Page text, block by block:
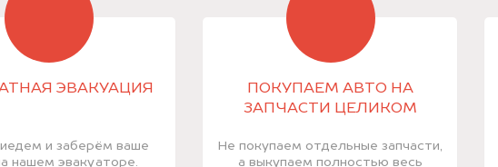
ЭВАКУАЦИЯ
и заберём ваше
нашем эвакуаторе.
ПОКУПАЕМ АВТО НА
ЗАПЧАСТИ ЦЕЛИКОМ
Не покупаем отдельные запчасти,
а выкупаем полностью весь